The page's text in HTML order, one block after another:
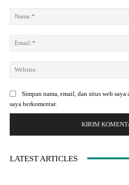
m
e
t
a
Simpan nama, email, dan situs web
saya berkomentar.
LATEST ARTICLES